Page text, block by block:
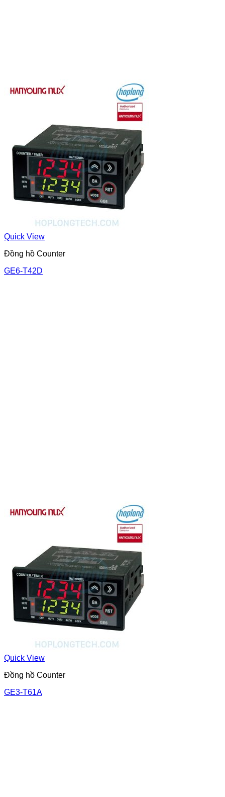
Quick View
Đồng hồ Counter
GE6-T42D
Quick View
Đồng hồ Counter
GE3-T61A